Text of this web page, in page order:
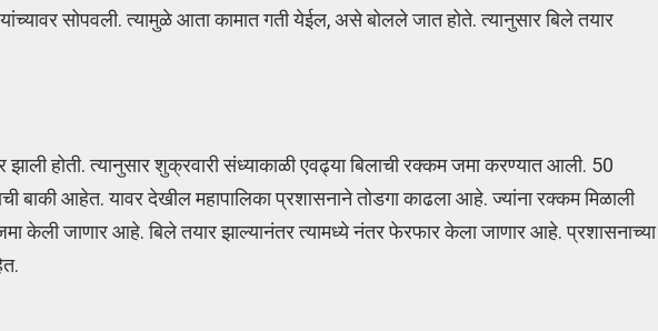
यांच्यावर सोपवली. त्यामुळे आता कामात गती येईल, असे बोलले जात होते. त्यानुसार बिले तयार
होती. त्यानुसार शुक्रवारी संध्याकाळी एवढ्या बिलाची रक्कम जमा करण्यात आली. 50
बाकी आहेत. यावर देखील महापालिका प्रशासनाने तोडगा काढला आहे. ज्यांना रक्कम मिळाली
जमा केली जाणार आहे. बिले तयार झाल्यानंतर त्यामध्ये नंतर फेरफार केला जाणार आहे. प्रशासनाच्या